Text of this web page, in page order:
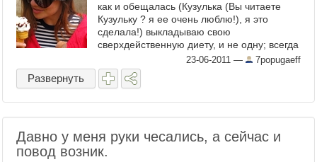
как и обещалась (Кузулька (Вы читаете
Кузульку ? я ее очень люблю!), я это
сделала!) выкладываю свою
сверхдейственную диету, и не одну; всегда
приятно, не переоценив свою силу ...
23-06-2011 — 7popugaeff
Развернуть
Давно у меня руки чесались, а сейчас и
повод возник.